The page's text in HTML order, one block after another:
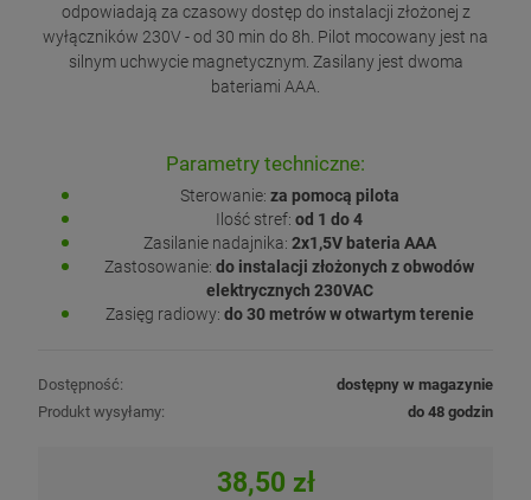
odpowiadają za czasowy dostęp do instalacji złożonej z
wyłączników 230V - od 30 min do 8h. Pilot mocowany jest na
silnym uchwycie magnetycznym. Zasilany jest dwoma
bateriami AAA.
Parametry techniczne:
Sterowanie: za pomocą pilota
Ilość stref: od 1 do 4
Zasilanie nadajnika: 2x1,5V bateria AAA
Zastosowanie: do instalacji złożonych z obwodów
elektrycznych 230VAC
Zasięg radiowy: do 30 metrów w otwartym terenie
Dostępność:
dostępny w magazynie
Produkt wysyłamy:
do 48 godzin
38,50 zł